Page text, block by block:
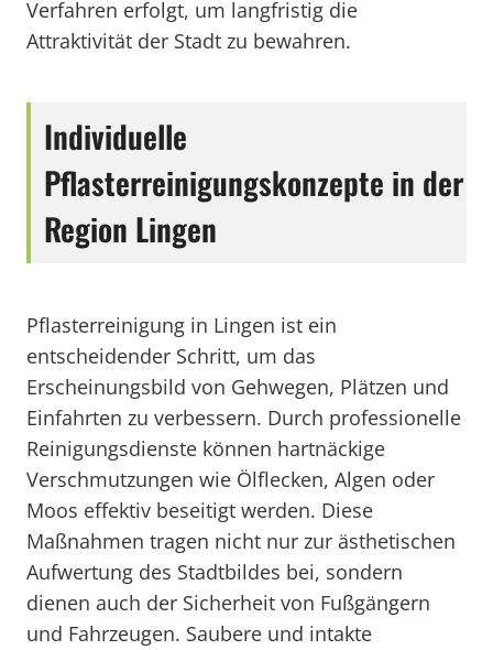
Verfahren erfolgt, um langfristig die
Attraktivität der Stadt zu bewahren.
Individuelle
Pflasterreinigungskonzepte in der
Region Lingen
Pflasterreinigung in Lingen ist ein
entscheidender Schritt, um das
Erscheinungsbild von Gehwegen, Plätzen und
Einfahrten zu verbessern. Durch professionelle
Reinigungsdienste können hartnäckige
Verschmutzungen wie Ölflecken, Algen oder
Moos effektiv beseitigt werden. Diese
Maßnahmen tragen nicht nur zur ästhetischen
Aufwertung des Stadtbildes bei, sondern
dienen auch der Sicherheit von Fußgängern
und Fahrzeugen. Saubere und intakte